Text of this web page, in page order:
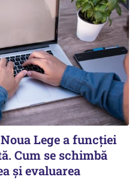
Lege a funcției
Cum se schimbă
și evaluarea